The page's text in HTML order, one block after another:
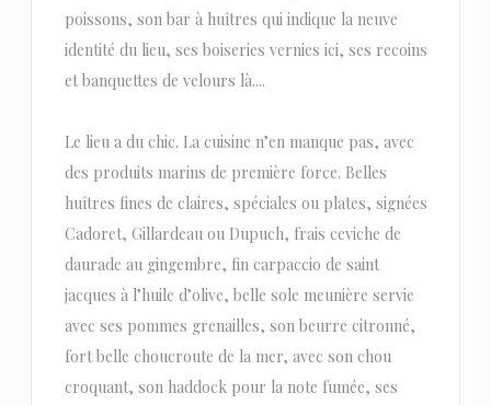
poissons, son bar à huîtres qui indique la neuve
identité du lieu, ses boiseries vernies ici, ses recoins
et banquettes de velours là....
Le lieu a du chic. La cuisine n’en manque pas, avec
des produits marins de première force. Belles
huîtres fines de claires, spéciales ou plates, signées
Cadoret, Gillardeau ou Dupuch, frais ceviche de
daurade au gingembre, fin carpaccio de saint
jacques à l’huile d’olive, belle sole meunière servie
avec ses pommes grenailles, son beurre citronné,
fort belle choucroute de la mer, avec son chou
croquant, son haddock pour la note fumée, ses